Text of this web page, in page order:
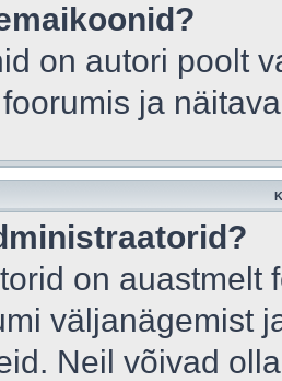
on autori poolt
ja
on auastmelt
väljanägemist
Neil võivad